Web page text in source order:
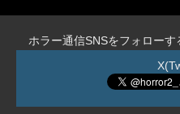
ホラー通信SNSをフォロー